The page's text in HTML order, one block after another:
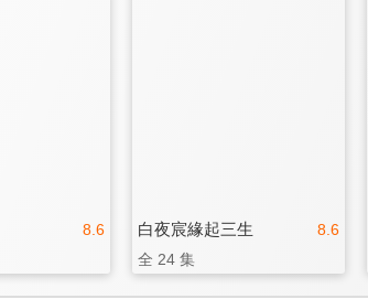
8.6 8.6
白夜宸緣起三生
全 24 集